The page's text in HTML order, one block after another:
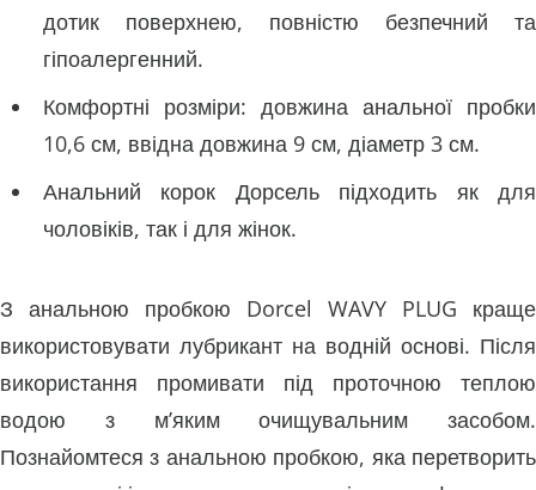
дотик поверхнею, повністю безпечний та
гіпоалергенний.
Комфортні розміри: довжина анальної пробки
10,6 см, ввідна довжина 9 см, діаметр 3 см.
Анальний корок Дорсель підходить як для
чоловіків, так і для жінок.
З анальною пробкою Dorcel WAVY PLUG краще
використовувати лубрикант на водній основі. Після
використання промивати під проточною теплою
водою з м’яким очищувальним засобом.
Познайомтеся з анальною пробкою, яка перетворить